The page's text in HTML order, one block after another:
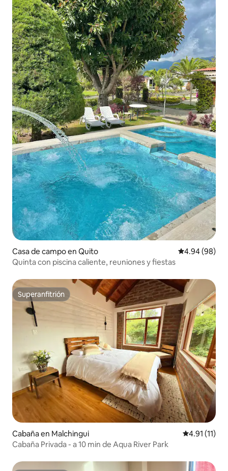
Casa de campo en Quito Calificación
4.94 (98)
Quinta con piscina caliente, reuniones y fiestas
Superanfitrión
Superanfitrión
Cabaña en Malchingui Calificación
4.91 (11)
Cabaña Privada - a 10 min de Aqua River Park